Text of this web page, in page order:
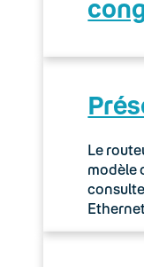
Le
modèle
Ethernet